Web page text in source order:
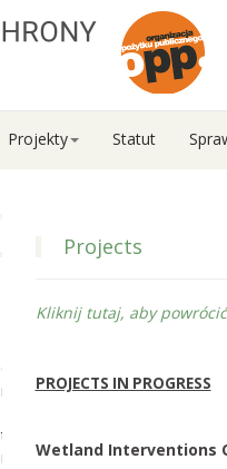
Projekty Statut
Projects
Kliknij tutaj, aby
PROJECTS IN PROGRESS
Wetland Interventions
Letniej Szkoły
Centrum Ochrony Mokradeł
nabór do trzeciej edycji Letniej
terenowego kursu ekologii i
mokradeł, która…